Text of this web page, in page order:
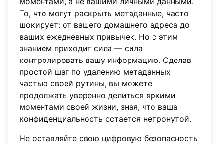
То, что могут раскрыть метаданные, часто
шокирует: от вашего домашнего адреса до
ваших ежедневных привычек. Но с этим
знанием приходит сила — сила
контролировать вашу информацию. Сделав
простой шаг по удалению метаданных
частью своей рутины, вы можете
продолжать уверенно делиться яркими
моментами своей жизни, зная, что ваша
конфиденциальность остается нетронутой.
Не оставляйте свою цифровую безопасность